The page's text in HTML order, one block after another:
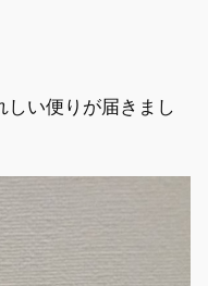
い便りが届きまし